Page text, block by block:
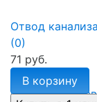
избранное
Отвод
(0)
71 руб.
В корзину